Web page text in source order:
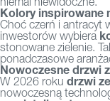
Kolory inspirowane
Choć czerń i antracyt
inwestorów wybiera
stonowane zielenie.
ponadczasowe
Nowoczesne drzwi
W 2026 roku drzwi
nowoczesną